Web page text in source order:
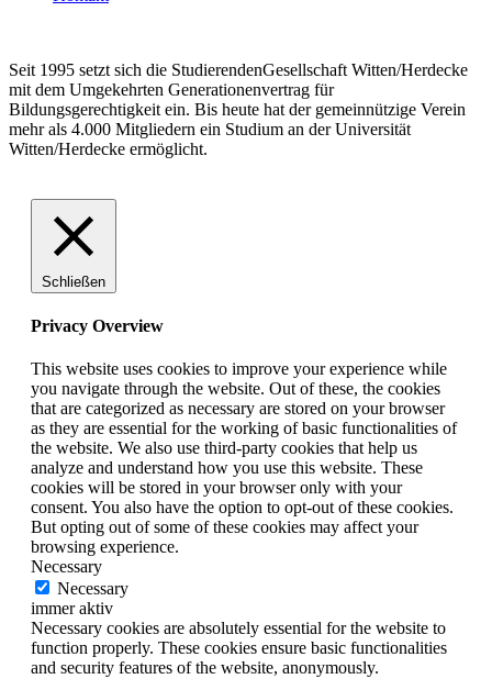
Seit 1995 setzt sich die StudierendenGesellschaft Witten/Herdecke
mit dem Umgekehrten Generationenvertrag für
Bildungsgerechtigkeit ein. Bis heute hat der gemeinnützige Verein
mehr als 4.000 Mitgliedern ein Studium an der Universität
Witten/Herdecke ermöglicht.
Schließen
Privacy Overview
This website uses cookies to improve your experience while
you navigate through the website. Out of these, the cookies
that are categorized as necessary are stored on your browser
as they are essential for the working of basic functionalities of
the website. We also use third-party cookies that help us
analyze and understand how you use this website. These
cookies will be stored in your browser only with your
consent. You also have the option to opt-out of these cookies.
But opting out of some of these cookies may affect your
browsing experience.
Necessary
Necessary
immer aktiv
Necessary cookies are absolutely essential for the website to
function properly. These cookies ensure basic functionalities
and security features of the website, anonymously.